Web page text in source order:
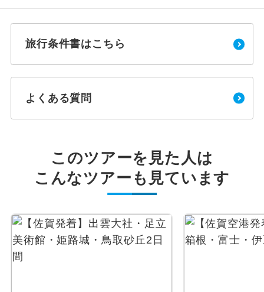
旅行条件書はこちら
よくある質問
このツアーを見た人は
こんなツアーも見ています